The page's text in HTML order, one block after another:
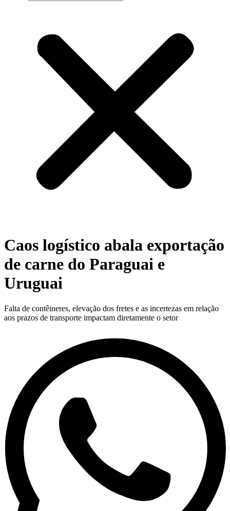
Caos logístico abala exportação
de carne do Paraguai e
Uruguai
Falta de contêineres, elevação dos fretes e as incertezas em relação
aos prazos de transporte impactam diretamente o setor